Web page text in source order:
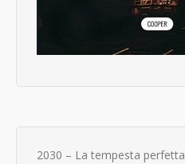
2030 – La tempesta perfetta